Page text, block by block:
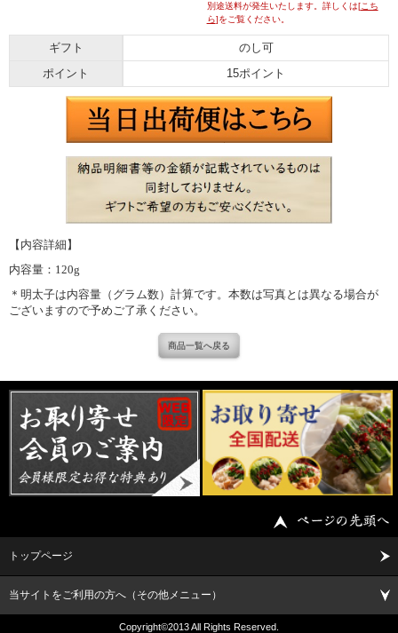
別途送料が発生いたします。詳しくは[こち
ら]をご覧ください。
ギフト のし可
ポイント 15ポイント
【内容詳細】
内容量：120g
＊明太子は内容量（グラム数）計算です。本数は写真とは異なる場合が
ございますので予めご了承ください。
商品一覧へ戻る
トップページ
当サイトをご利用の方へ（その他メニュー）
Copyright©2013 All Rights Reserved.